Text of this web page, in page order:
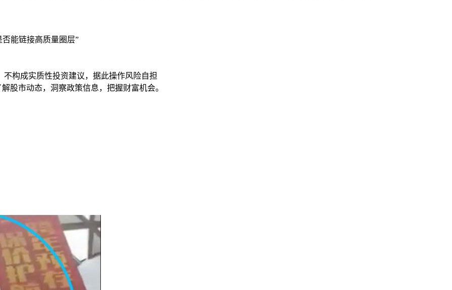
能链接高质量圈层”
构成实质性投资建议，据此操作风险自担
股市动态，洞察政策信息，把握财富机会。